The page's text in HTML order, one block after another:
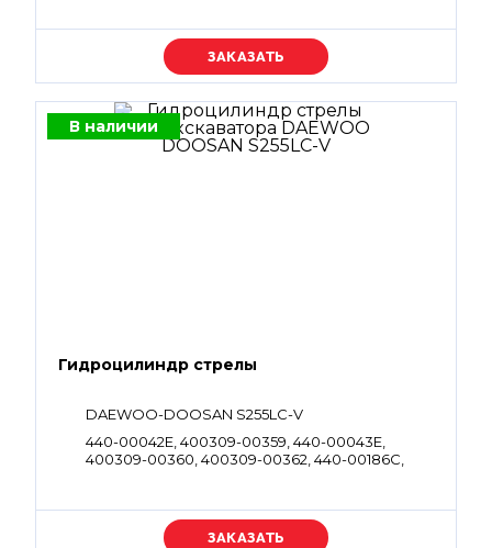
Уточняйте цену
В наличии
Гидроцилиндр стрелы
DAEWOO-DOOSAN S255LC-V
440-00042E, 400309-00359, 440-00043E,
400309-00360, 400309-00362, 440-00186C,
Уточняйте цену